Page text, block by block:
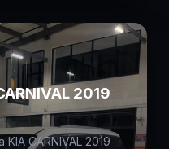
2019
CARNIVAL 2019